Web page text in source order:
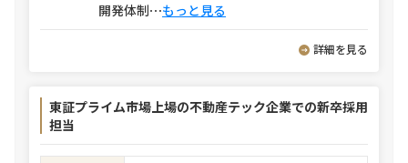
開発体制⋯もっと見る
詳細を見る
東証プライム市場上場の不動産テック企業での新卒採用
担当